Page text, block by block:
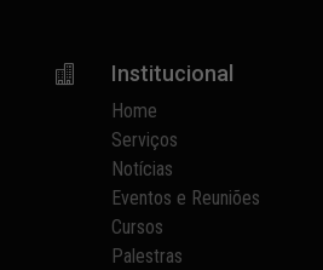
 Institucional
Home
Serviços
Notícias
Eventos e Reuniões
Cursos
Palestras